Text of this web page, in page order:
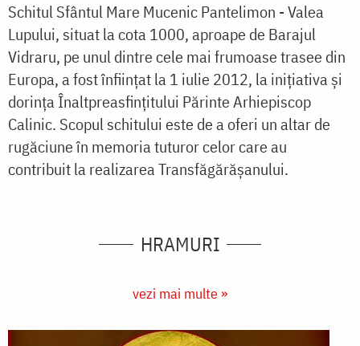
Schitul Sfântul Mare Mucenic Pantelimon - Valea
Lupului, situat la cota 1000, aproape de Barajul
Vidraru, pe unul dintre cele mai frumoase trasee din
Europa, a fost înființat la 1 iulie 2012, la inițiativa și
dorința Înaltpreasfințitului Părinte Arhiepiscop
Calinic. Scopul schitului este de a oferi un altar de
rugăciune în memoria tuturor celor care au
contribuit la realizarea Transfăgărășanului.
HRAMURI
vezi mai multe »